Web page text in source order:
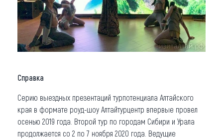
Справка
Серию выездных презентаций турпотенциала Алтайского
края в формате роуд-шоу Алтайтурцентр впервые провел
осенью 2019 года. Второй тур по городам Сибири и Урала
продолжается со 2 по 7 ноября 2020 года. Ведущие